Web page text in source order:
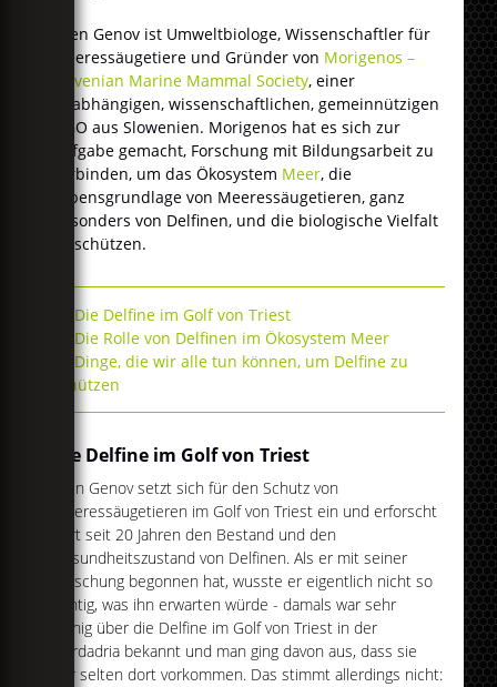
Tilen Genov ist Umweltbiologe, Wissenschaftler für
Meeressäugetiere und Gründer von Morigenos –
Slovenian Marine Mammal Society, einer
unabhängigen, wissenschaftlichen, gemeinnützigen
NGO aus Slowenien. Morigenos hat es sich zur
Aufgabe gemacht, Forschung mit Bildungsarbeit zu
verbinden, um das Ökosystem Meer, die
Lebensgrundlage von Meeressäugetieren, ganz
besonders von Delfinen, und die biologische Vielfalt
zu schützen.
Die Delfine im Golf von Triest
Die Rolle von Delfinen im Ökosystem Meer
Dinge, die wir alle tun können, um Delfine zu
schützen
Die Delfine im Golf von Triest
Tilen Genov setzt sich für den Schutz von
Meeressäugetieren im Golf von Triest ein und erforscht
dort seit 20 Jahren den Bestand und den
Gesundheitszustand von Delfinen. Als er mit seiner
Forschung begonnen hat, wusste er eigentlich nicht so
richtig, was ihn erwarten würde - damals war sehr
wenig über die Delfine im Golf von Triest in der
Nordadria bekannt und man ging davon aus, dass sie
nur selten dort vorkommen. Das stimmt allerdings nicht: